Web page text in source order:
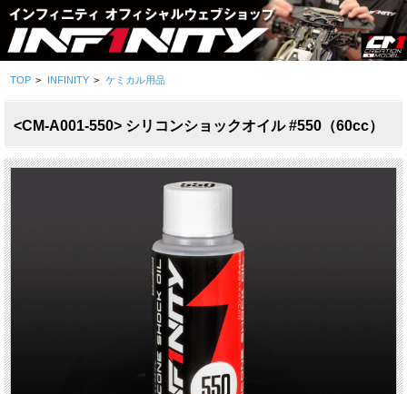
TOP > INFINITY > ケミカル用品
<CM-A001-550> シリコンショックオイル #550（60cc）